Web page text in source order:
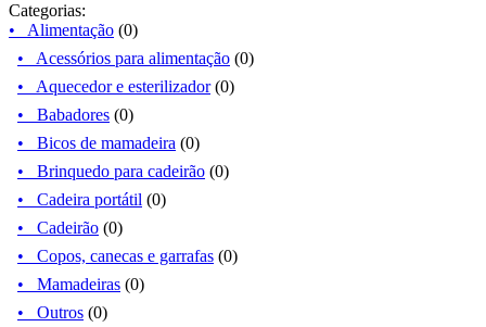
Categorias:
• Alimentação (0)
• Acessórios para alimentação (0)
• Aquecedor e esterilizador (0)
• Babadores (0)
• Bicos de mamadeira (0)
• Brinquedo para cadeirão (0)
• Cadeira portátil (0)
• Cadeirão (0)
• Copos, canecas e garrafas (0)
• Mamadeiras (0)
• Outros (0)